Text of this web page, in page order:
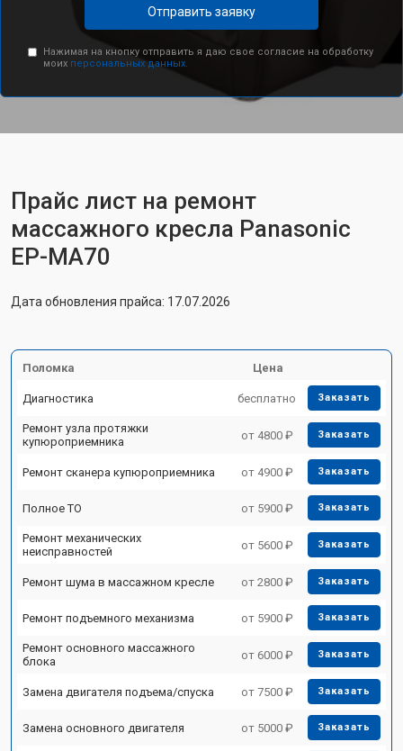
Отправить заявку
Нажимая на кнопку отправить я даю свое согласие на обработку
моих персональных данных.
Прайс лист на ремонт
массажного кресла Panasonic
EP-MA70
Дата обновления прайса: 17.07.2026
Поломка Цена
Диагностика бесплатно Заказать
Ремонт узла протяжки
купюроприемника
от 4800 ₽ Заказать
Ремонт сканера купюроприемника от 4900 ₽ Заказать
Полное ТО от 5900 ₽ Заказать
Ремонт механических
неисправностей
от 5600 ₽ Заказать
Ремонт шума в массажном кресле от 2800 ₽ Заказать
Ремонт подъемного механизма от 5900 ₽ Заказать
Ремонт основного массажного
блока
от 6000 ₽ Заказать
Замена двигателя подъема/спуска от 7500 ₽ Заказать
Замена основного двигателя от 5000 ₽ Заказать